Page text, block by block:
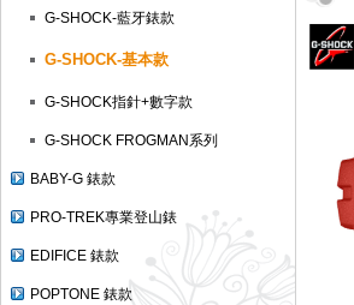
G-SHOCK-藍牙錶款
G-SHOCK-基本款
G-SHOCK指針+數字款
G-SHOCK FROGMAN系列
BABY-G 錶款
PRO-TREK專業登山錶
EDIFICE 錶款
POPTONE 錶款